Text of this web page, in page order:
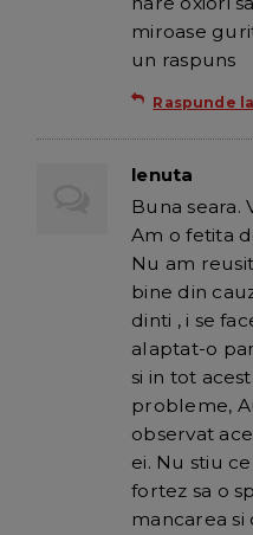
miroase
un raspuns
Raspunde
lenuta
Buna seara.
Am o fetita
Nu am
bine din
dinti , i se
alaptat-o
si in tot
probleme,
observat
ei. Nu stiu
fortez sa o
mancarea